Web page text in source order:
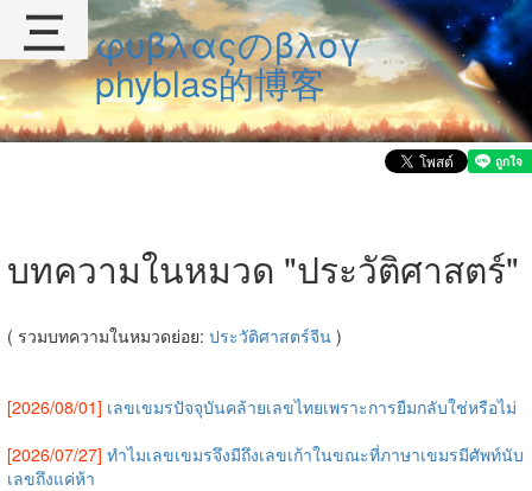
φυβλαςのβλογ
phyblas的博客
บทความในหมวด "ประวัติศาสตร์"
( รวมบทความในหมวดย่อย: ประวัติศาสตร์จีน )
[2026/08/01] เลขเขมรปัจจุบันคล้ายเลขไทยเพราะการยืมกลับใช่หรือไม่
[2026/07/27] ทำไมเลขเขมรจึงมีถึงเลขเก้าในขณะที่ภาษาเขมรมีศัพท์นับ
เลขถึงแค่ห้า
三